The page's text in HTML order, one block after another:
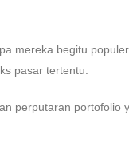
mereka begitu populer.
pasar tertentu.
perputaran portofolio